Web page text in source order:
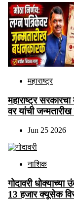
महाराष्ट्र
महाराष्ट्र
वर यांची
Jun 25 2026
नाशिक
गोदावरी
13 हजार क्यूसेक